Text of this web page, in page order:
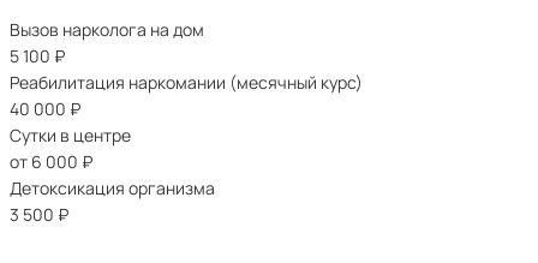
Вызов нарколога на дом
5 100 ₽
Реабилитация наркомании (месячный курс)
40 000 ₽
Сутки в центре
от 6 000 ₽
Детоксикация организма
3 500 ₽